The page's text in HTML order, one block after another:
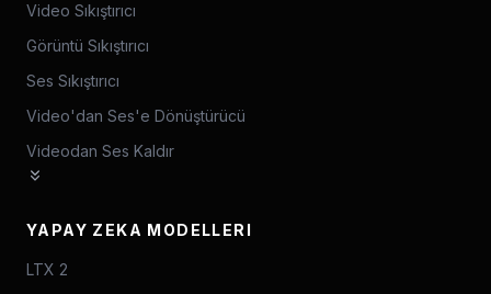
Video Sıkıştırıcı
Görüntü Sıkıştırıcı
Ses Sıkıştırıcı
Video'dan Ses'e Dönüştürücü
Videodan Ses Kaldır
YAPAY ZEKA MODELLERI
LTX 2